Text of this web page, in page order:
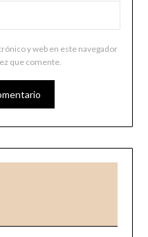
y web en este navegador
que comente.